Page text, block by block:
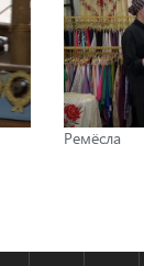
Ремёсла